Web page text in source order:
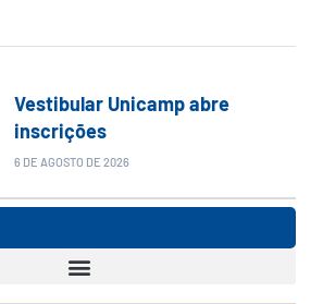
Vestibular Unicamp abre
inscrições
6 DE AGOSTO DE 2026